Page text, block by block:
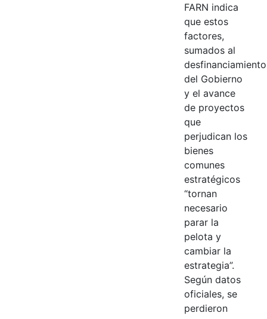
FARN indica
que estos
factores,
sumados al
desfinanciamiento
del Gobierno
y el avance
de proyectos
que
perjudican los
bienes
comunes
estratégicos
“tornan
necesario
parar la
pelota y
cambiar la
estrategia”.
Según datos
oficiales, se
perdieron